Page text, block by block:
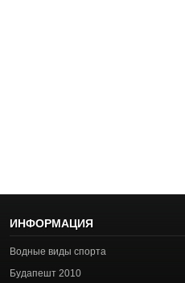
ИНФОРМАЦИЯ
Водные виды спорта
Будапешт 2010